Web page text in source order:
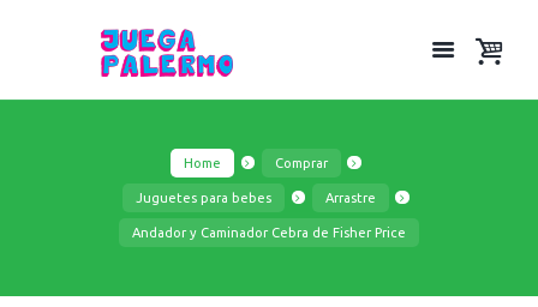
Home Comprar
Juguetes para bebes Arrastre
Andador y Caminador Cebra de Fisher Price